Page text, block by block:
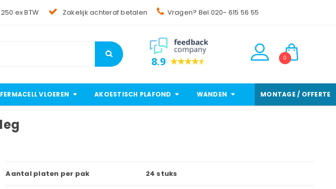
ex BTW Zakelijk achteraf betalen Vragen? Bel 020- 615 56 55
8.9 0
FERMACELL VLOEREN AKOESTISCH PLAFOND WANDEN MONTAGE / OFFERTE
Aantal platen per pak 24 stuks